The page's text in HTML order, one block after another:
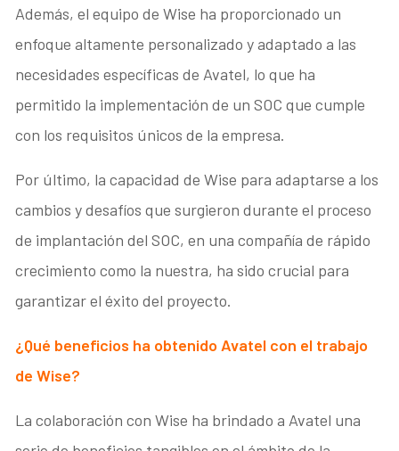
Además, el equipo de Wise ha proporcionado un
enfoque altamente personalizado y adaptado a las
necesidades específicas de Avatel, lo que ha
permitido la implementación de un SOC que cumple
con los requisitos únicos de la empresa.
Por último, la capacidad de Wise para adaptarse a los
cambios y desafíos que surgieron durante el proceso
de implantación del SOC, en una compañía de rápido
crecimiento como la nuestra, ha sido crucial para
garantizar el éxito del proyecto.
¿Qué beneficios ha obtenido Avatel con el trabajo
de Wise?
La colaboración con Wise ha brindado a Avatel una